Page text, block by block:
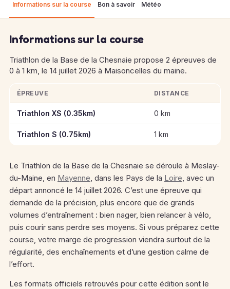
Informations sur la course Bon à savoir Météo
Informations sur la course
Triathlon de la Base de la Chesnaie propose 2 épreuves de
0 à 1 km, le 14 juillet 2026 à Maisoncelles du maine.
Informations clés des épreuves de Triathlon de la Base de la
ÉPREUVE DISTANCE
Triathlon XS (0.35km) 0 km
Triathlon S (0.75km) 1 km
Le Triathlon de la Base de la Chesnaie se déroule à Meslay-
du-Maine, en Mayenne, dans les Pays de la Loire, avec un
départ annoncé le 14 juillet 2026. C’est une épreuve qui
demande de la précision, plus encore que de grands
volumes d’entraînement : bien nager, bien relancer à vélo,
puis courir sans perdre ses moyens. Si vous préparez cette
course, votre marge de progression viendra surtout de la
régularité, des enchaînements et d’une gestion calme de
l’effort.
Les formats officiels retrouvés pour cette édition sont le